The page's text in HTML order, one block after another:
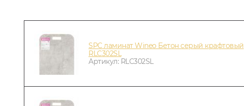
SPC ламинат Wineo Бетон серый крафтовый
RLC302SL
Артикул: RLC302SL